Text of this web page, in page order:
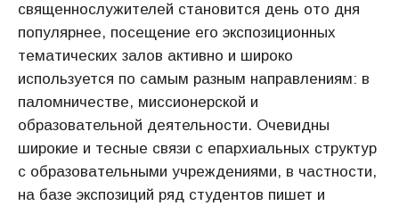
священнослужителей становится день ото дня
популярнее, посещение его экспозиционных
тематических залов активно и широко
используется по самым разным направлениям: в
паломничестве, миссионерской и
образовательной деятельности. Очевидны
широкие и тесные связи с епархиальных структур
с образовательными учреждениями, в частности,
на базе экспозиций ряд студентов пишет и